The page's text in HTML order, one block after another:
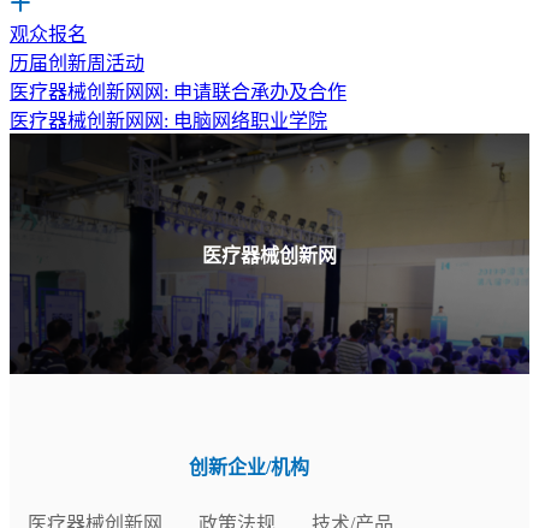
观众报名
历届创新周活动
医疗器械创新网网: 申请联合承办及合作
医疗器械创新网网: 电脑网络职业学院
医疗器械创新网
创新企业/机构